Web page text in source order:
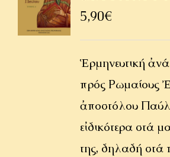
5,90€
Ἑρμηνευτική
πρός Ρωμαίους
ἀποστόλου
εἰδικότερα στά
της, δηλαδή στά